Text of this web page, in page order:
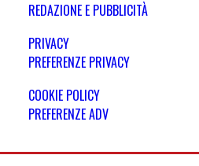
REDAZIONE E PUBBLICITÀ
PRIVACY
PREFERENZE PRIVACY
COOKIE POLICY
PREFERENZE ADV